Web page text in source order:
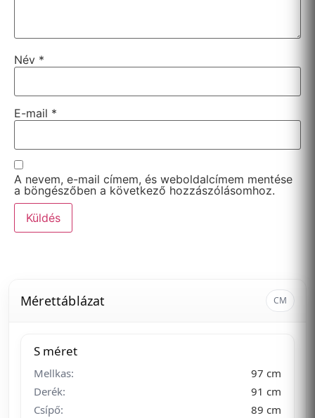
Név *
E-mail *
A nevem, e-mail címem, és weboldalcímem mentése
a böngészőben a következő hozzászólásomhoz.
Mérettáblázat CM
S méret
Mellkas:
97 cm
Derék:
91 cm
Csípő:
89 cm